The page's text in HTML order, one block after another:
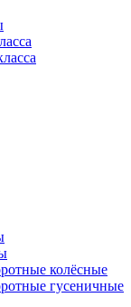
колёсные
гусеничные